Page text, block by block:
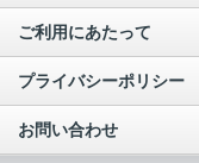
ご利用にあたって
プライバシーポリシー
お問い合わせ